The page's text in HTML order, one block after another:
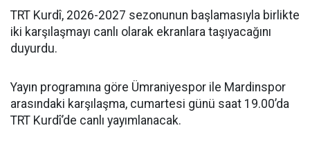
TRT Kurdî, 2026-2027 sezonunun başlamasıyla birlikte
iki karşılaşmayı canlı olarak ekranlara taşıyacağını
duyurdu.
Yayın programına göre Ümraniyespor ile Mardinspor
arasındaki karşılaşma, cumartesi günü saat 19.00’da
TRT Kurdî’de canlı yayımlanacak.